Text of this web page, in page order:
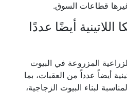
قطاعات السوق.
اللاتينية أيضًا عددًا
المزروعة في البيوت
أيضاً عدداً من العقبات، بما
لبناء البيوت الزجاجية،